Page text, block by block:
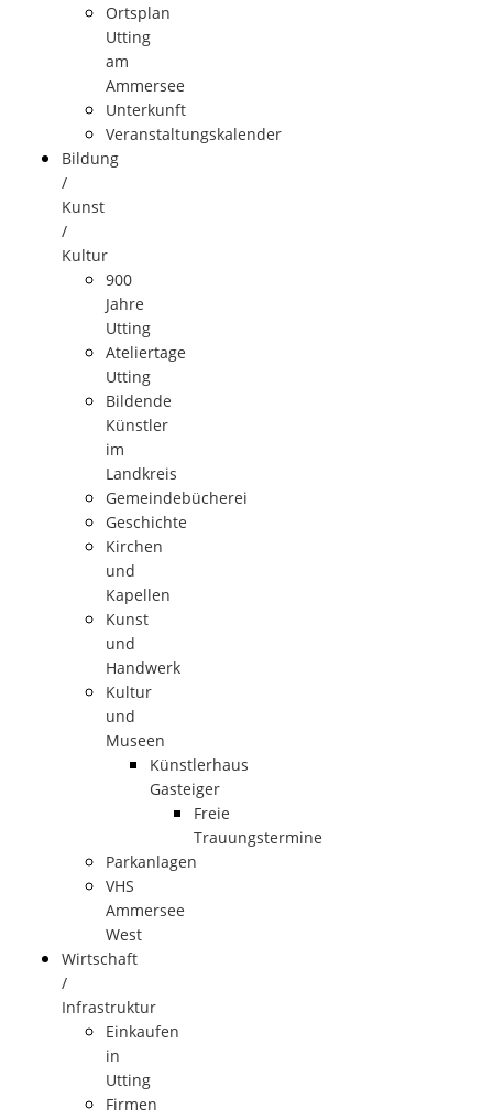
Ortsplan
Utting
am
Ammersee
Unterkunft
Veranstaltungskalender
Bildung
/
Kunst
/
Kultur
900
Jahre
Utting
Ateliertage
Utting
Bildende
Künstler
im
Landkreis
Gemeindebücherei
Geschichte
Kirchen
und
Kapellen
Kunst
und
Handwerk
Kultur
und
Museen
Künstlerhaus
Gasteiger
Freie
Trauungstermine
Parkanlagen
VHS
Ammersee
West
Wirtschaft
/
Infrastruktur
Einkaufen
in
Utting
Firmen